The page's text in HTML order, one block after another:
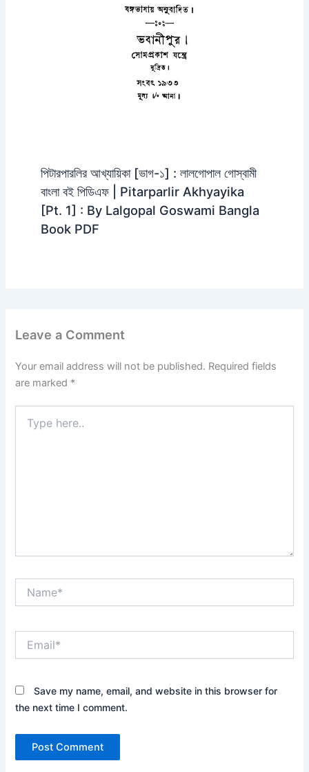
পিটারপারলির আখ্যায়িকা [ভাগ-১] : লালগোপাল গোস্বামী
বাংলা বই পিডিএফ | Pitarparlir Akhyayika
[Pt. 1] : By Lalgopal Goswami Bangla
Book PDF
Leave a Comment
Your email address will not be published. Required fields
are marked *
here..
Save my name, email, and website in this browser for
the next time I comment.